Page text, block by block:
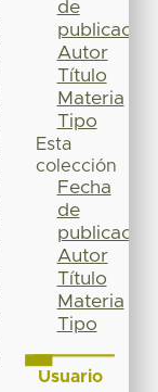
de
publicación
Autor
Título
Materia
Tipo
Esta
colección
Fecha
de
publicación
Autor
Título
Materia
Tipo
Usuario